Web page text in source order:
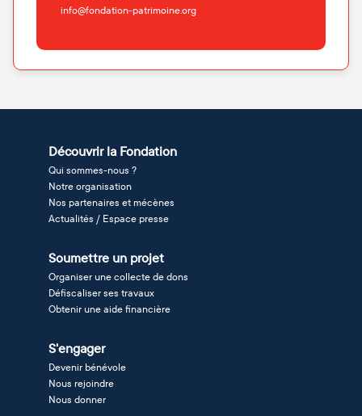
info@fondation-patrimoine.org
Découvrir la Fondation
Qui sommes-nous ?
Notre organisation
Nos partenaires et mécènes
Actualités / Espace presse
Soumettre un projet
Organiser une collecte de dons
Défiscaliser ses travaux
Obtenir une aide financière
S'engager
Devenir bénévole
Nous rejoindre
Nous donner